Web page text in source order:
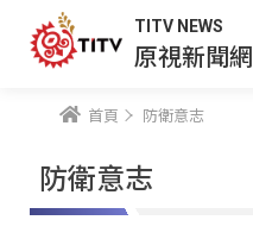
TITV NEWS
原視新聞網
首頁 防衛意志
防衛意志